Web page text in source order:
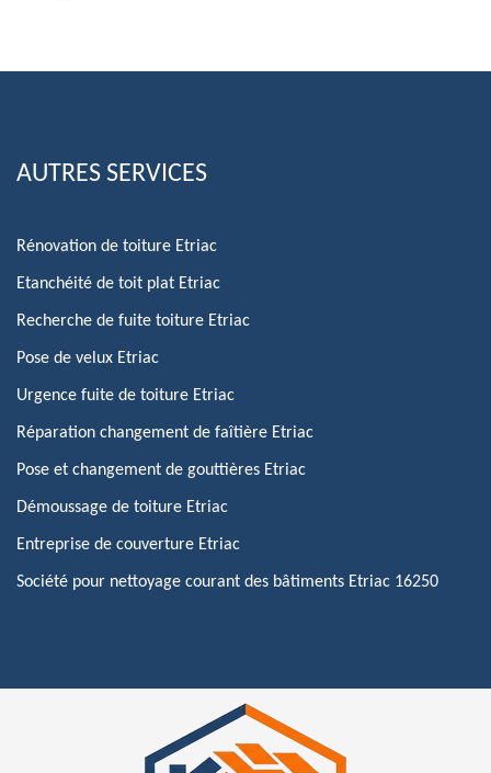
AUTRES SERVICES
Rénovation de toiture Etriac
Etanchéité de toit plat Etriac
Recherche de fuite toiture Etriac
Pose de velux Etriac
Urgence fuite de toiture Etriac
Réparation changement de faîtière Etriac
Pose et changement de gouttières Etriac
Démoussage de toiture Etriac
Entreprise de couverture Etriac
Société pour nettoyage courant des bâtiments Etriac 16250